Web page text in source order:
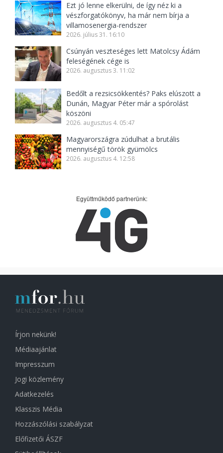
Ezt jó lenne elkerülni, de így néz ki a
vészforgatókönyv, ha már nem bírja a
villamosenergia-rendszer
2026. július 31. 16:10
Csúnyán veszteséges lett Matolcsy Ádám
feleségének cége is
2026. augusztus 3. 11:02
Bedőlt a rezsicsökkentés? Paks elúszott a
Dunán, Magyar Péter már a spórolást
köszöni
2026. augusztus 4. 05:47
Magyarországra zúdulhat a brutális
mennyiségű török gyümölcs
2026. augusztus 4. 12:58
Együttműködő partnerünk:
Írjon nekünk!
Médiaajánlat
Impresszum
Jogi közlemény
Adatkezelés
Klasszis Média
Hozzászólási szabályzat
Előfizetői ÁSZF